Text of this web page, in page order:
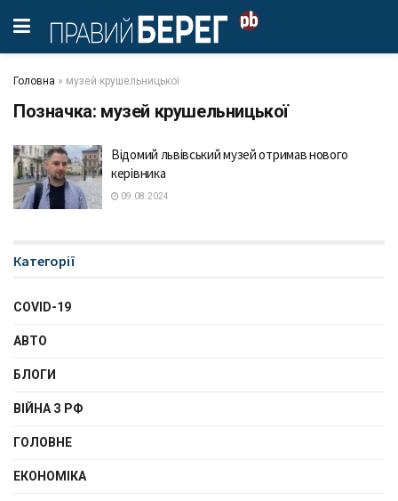
Головна » музей крушельницької
Позначка: музей крушельницької
Відомий львівський музей отримав нового
керівника
09.08.2024
Категорії
COVID-19
АВТО
БЛОГИ
ВІЙНА З РФ
ГОЛОВНЕ
ЕКОНОМІКА